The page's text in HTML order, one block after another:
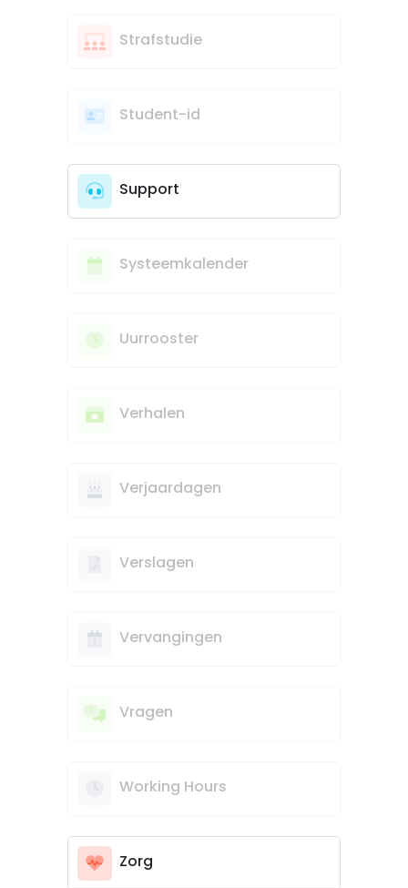
Strafstudie
Student-id
Support
Systeemkalender
Uurrooster
Verhalen
Verjaardagen
Verslagen
Vervangingen
Vragen
Working Hours
Zorg